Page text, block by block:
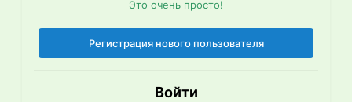
Это очень просто!
Регистрация нового пользователя
Войти